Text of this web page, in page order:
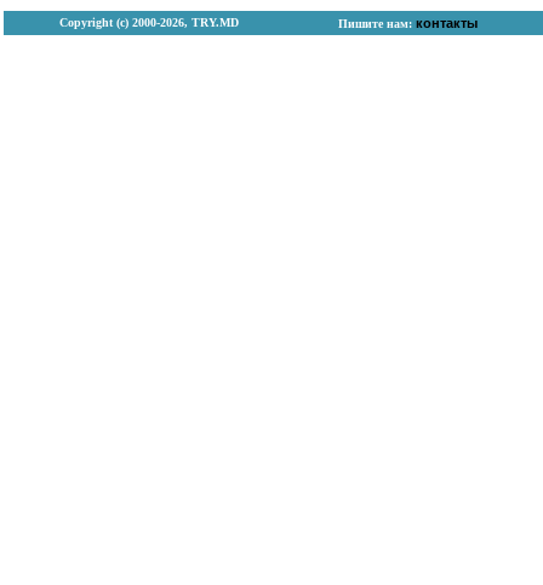
Copyright (с) 2000-2026, TRY.MD Пишите нам: контакты